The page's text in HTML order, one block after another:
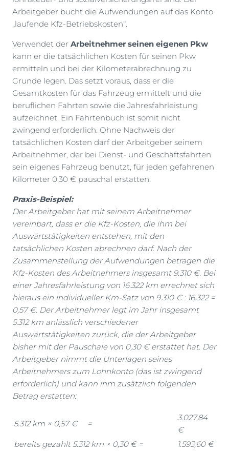
Arbeitgeber bucht die Aufwendungen auf das Konto
„laufende Kfz-Betriebskosten“.
Verwendet der Arbeitnehmer seinen eigenen Pkw
kann er die tatsächlichen Kosten für seinen Pkw
ermitteln und bei der Kilometerabrechnung zu
Grunde legen. Das setzt voraus, dass er die
Gesamtkosten für das Fahrzeug ermittelt und die
beruflichen Fahrten sowie die Jahresfahrleistung
aufzeichnet. Ein Fahrtenbuch ist somit nicht
zwingend erforderlich. Ohne Nachweis der
tatsächlichen Kosten darf der Arbeitgeber seinem
Arbeitnehmer, der bei Dienst- und Geschäftsfahrten
sein eigenes Fahrzeug benutzt, für jeden gefahrenen
Kilometer 0,30 € pauschal erstatten.
Praxis-Beispiel:
Der Arbeitgeber hat mit seinem Arbeitnehmer
vereinbart, dass er die Kfz-Kosten, die ihm bei
Auswärtstätigkeiten entstehen, mit den
tatsächlichen Kosten abrechnen darf. Nach der
Zusammenstellung der Aufwendungen betragen die
Kfz-Kosten des Arbeitnehmers insgesamt 9.310 €. Bei
einer Jahresfahrleistung von 16.322 km errechnet sich
hieraus ein individueller Km-Satz von 9.310 € : 16.322 =
0,57 €. Der Arbeitnehmer legt im Jahr insgesamt
5.312 km anlässlich verschiedener
Auswärtstätigkeiten zurück, die der Arbeitgeber
bisher mit der Pauschale von 0,30 € erstattet hat. Der
Arbeitgeber nimmt die Unterlagen seines
Arbeitnehmers zum Lohnkonto (das ist zwingend
erforderlich) und kann ihm zusätzlich folgenden
Betrag erstatten:
5.312 km × 0,57 € =
3.027,84
€
bereits gezahlt 5.312 km × 0,30 € =
1.593,60 €